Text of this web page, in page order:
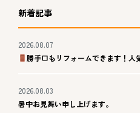
新着記事
2026.08.07
勝手口もリフォームできます！人
2026.08.03
暑中お見舞い申し上げます。